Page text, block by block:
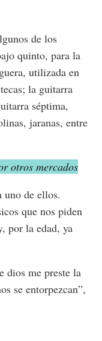
de los
quinto, para la
utilizada en
la guitarra
séptima,
jaranas, entre
otros mercados
uno de ellos.
que nos piden
por la edad, ya
dios me preste la
se entorpezcan”,